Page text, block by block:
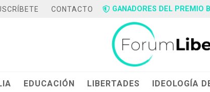
CONTACTO GANADORES DEL PREMIO
EDUCACIÓN LIBERTADES IDEOLOGÍA